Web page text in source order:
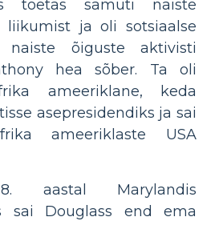
toetas samuti naiste
liikumist ja oli sotsiaalse
õiguste aktivisti
hea sõber. Ta oli
ameeriklane, keda
asepresidendiks ja sai
ameeriklaste USA
aastal Marylandis
sai Douglass end ema